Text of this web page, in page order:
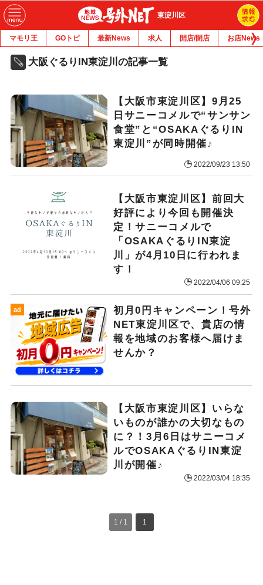
東淀川区
マモリ王 GOトピ 最新News 求人 開店/閉店 お店News
大阪ぐるりIN東淀川の記事一覧
【大阪市東淀川区】9月25
日サニーコメルで“サンサン
食堂”と“OSAKAぐるりIN
東淀川”が同時開催♪
2022/09/23 13:50
【大阪市東淀川区】前回大
好評により今回も開催決
定！サニーコメルで
「OSAKAぐるりIN東淀
川」が4月10日に行われま
す！
2022/04/06 09:25
ad
初月0円キャンペーン！号外
NET東淀川区で、貴店の情
報を地域のお客様へ届けま
せんか？
【大阪市東淀川区】いらな
いものが誰かの大切なもの
に？！3月6日はサニーコメ
ルでOSAKAぐるりIN東淀
川が開催♪
2022/03/04 18:35
1 / 1 1